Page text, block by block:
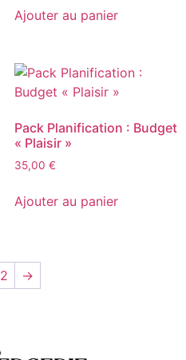
Ajouter au panier
Pack Planification : Budget
« Plaisir »
35,00 €
Ajouter au panier
2 →